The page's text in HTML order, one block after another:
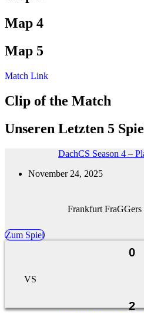
Map 4
Map 5
Match Link
Clip of the Match
Unseren Letzten 5
DachCS Season 4 –
November 24, 2025
Frankfurt
Zum Spiel
0
VS
2